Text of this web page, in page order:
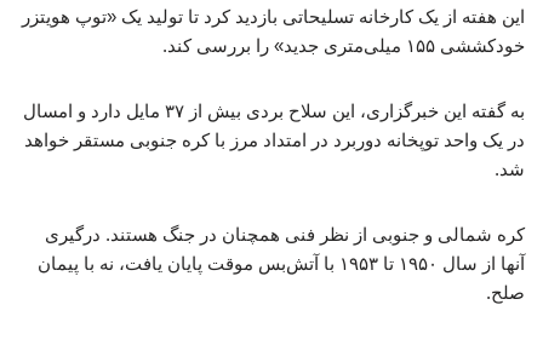
این هفته از یک کارخانه تسلیحاتی بازدید کرد تا تولید یک «توپ هویتزر
خودکششی ۱۵۵ میلی‌متری جدید» را بررسی کند.
به گفته این خبرگزاری، این سلاح بردی بیش از ۳۷ مایل دارد و امسال
در یک واحد توپخانه دوربرد در امتداد مرز با کره جنوبی مستقر خواهد
شد.
کره شمالی و جنوبی از نظر فنی همچنان در جنگ هستند. درگیری
آنها از سال ۱۹۵۰ تا ۱۹۵۳ با آتش‌بس موقت پایان یافت، نه با پیمان
صلح.